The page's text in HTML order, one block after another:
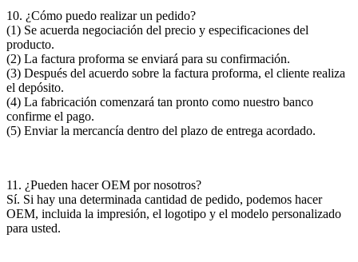
10. ¿Cómo puedo realizar un pedido?
(1) Se acuerda negociación del precio y especificaciones del
producto.
(2) La factura proforma se enviará para su confirmación.
(3) Después del acuerdo sobre la factura proforma, el cliente realiza
el depósito.
(4) La fabricación comenzará tan pronto como nuestro banco
confirme el pago.
(5) Enviar la mercancía dentro del plazo de entrega acordado.
11. ¿Pueden hacer OEM por nosotros?
Sí. Si hay una determinada cantidad de pedido, podemos hacer
OEM, incluida la impresión, el logotipo y el modelo personalizado
para usted.